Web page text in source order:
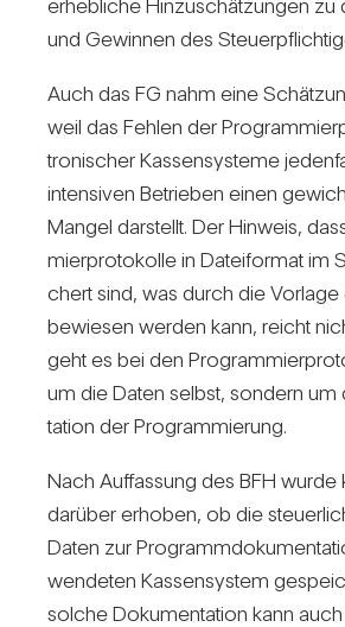
und Gewinnen des
Auch das FG nahm eine
weil das Fehlen der
tro­ni­scher Kas­sen­sys­teme
in­ten­siven Betrieben einen
Mangel dar­stellt. Der Hin­weis,
mier­pro­to­kolle in Datei­format im
chert sind, was durch die
bewiesen werden kann, reicht
geht es bei den
um die Daten selbst, son­dern
ta­tion der Pro­gram­mie­rung.
Nach Auf­fas­sung des BFH wurde
dar­über erhoben, ob die
Daten zur
wen­deten Kas­sen­system
solche Doku­men­ta­tion kann